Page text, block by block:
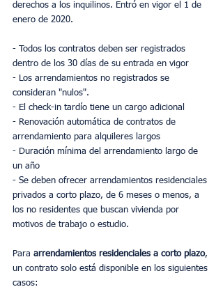
derechos a los inquilinos. Entró en vigor el 1 de
enero de 2020.
- Todos los contratos deben ser registrados
dentro de los 30 días de su entrada en vigor
- Los arrendamientos no registrados se
consideran "nulos".
- El check-in tardío tiene un cargo adicional
- Renovación automática de contratos de
arrendamiento para alquileres largos
- Duración mínima del arrendamiento largo de
un año
- Se deben ofrecer arrendamientos residenciales
privados a corto plazo, de 6 meses o menos, a
los no residentes que buscan vivienda por
motivos de trabajo o estudio.
Para arrendamientos residenciales a corto plazo,
un contrato solo está disponible en los siguientes
casos: